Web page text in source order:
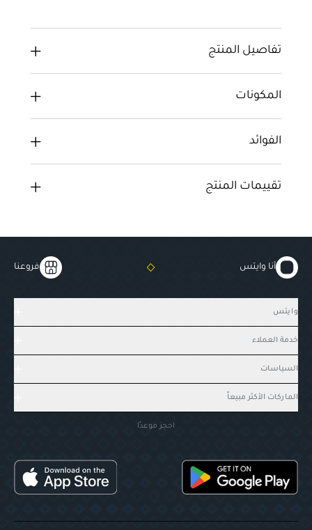
تفاصيل المنتج
المكونات
الفوائد
تقييمات المنتج
أنا وايتس فروعنا
وايتس
خدمة العملاء
السياسات
الماركات الأكثر مبيعاً
احجز موعدًا